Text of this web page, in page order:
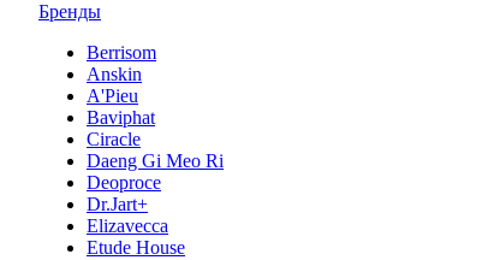
Бренды
Berrisom
Anskin
A'Pieu
Baviphat
Ciracle
Daeng Gi Meo Ri
Deoproce
Dr.Jart+
Elizavecca
Etude House